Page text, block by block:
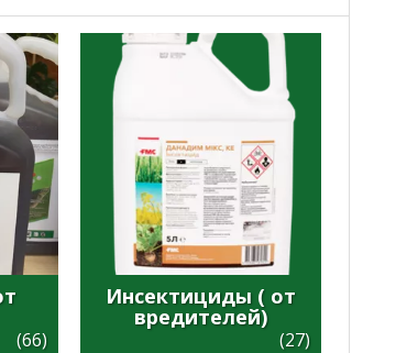
(66)
Инсектициды ( от
вредителей)
(27)